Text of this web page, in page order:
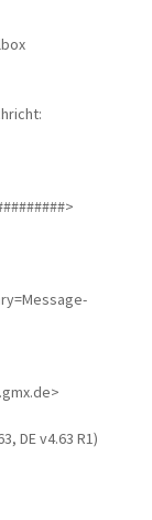
DE v4.63 R1)